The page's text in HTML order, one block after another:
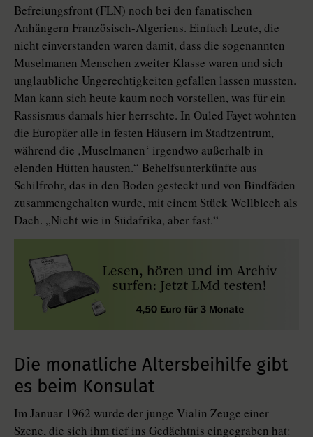
Befreiungsfront (FLN) noch bei den fanatischen
Anhängern Französisch-Algeriens. Einfach Leute, die
nicht einverstanden waren damit, dass die sogenannten
Muselmanen Menschen zweiter Klasse waren und sich
unglaubliche Ungerechtigkeiten gefallen lassen mussten.
Man kann sich heute kaum noch vorstellen, was für ein
Rassismus damals hier herrschte. In Ouled Fayet wohnten
die Europäer alle in festen Häusern im Stadtzentrum,
während die ‚Muselmanen‘ irgendwo außerhalb in
elenden Hütten hausten.“ Behelfsunterkünfte aus
Schilfrohr, das in den Boden gesteckt und von Bindfäden
zusammengehalten wurde, mit einem Stück Wellblech als
Dach. „Nicht wie in Südafrika, aber fast.“
Die monatliche Altersbeihilfe gibt
es beim Konsulat
Im Januar 1962 wurde der junge Vialin Zeuge einer
Szene, die sich ihm tief ins Gedächtnis eingegraben hat: